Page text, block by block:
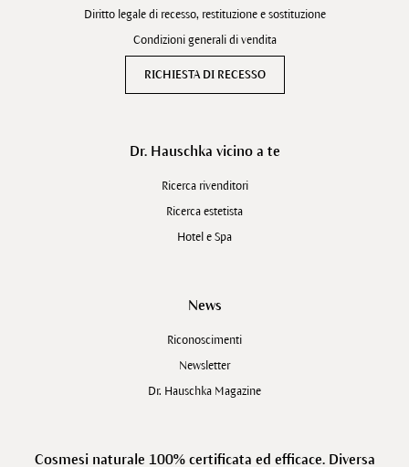
Diritto legale di recesso, restituzione e sostituzione
Condizioni generali di vendita
RICHIESTA DI RECESSO
Dr. Hauschka vicino a te
Ricerca rivenditori
Ricerca estetista
Hotel e Spa
News
Riconoscimenti
Newsletter
Dr. Hauschka Magazine
Cosmesi naturale 100% certificata ed efficace. Diversa